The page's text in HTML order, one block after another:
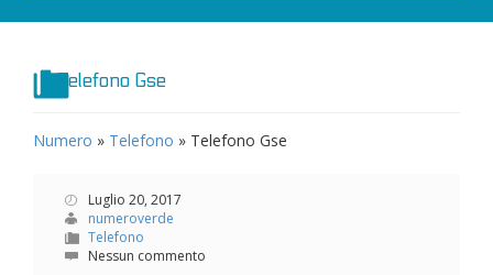
Telefono Gse
Numero » Telefono » Telefono Gse
Luglio 20, 2017
numeroverde
Telefono
Nessun commento